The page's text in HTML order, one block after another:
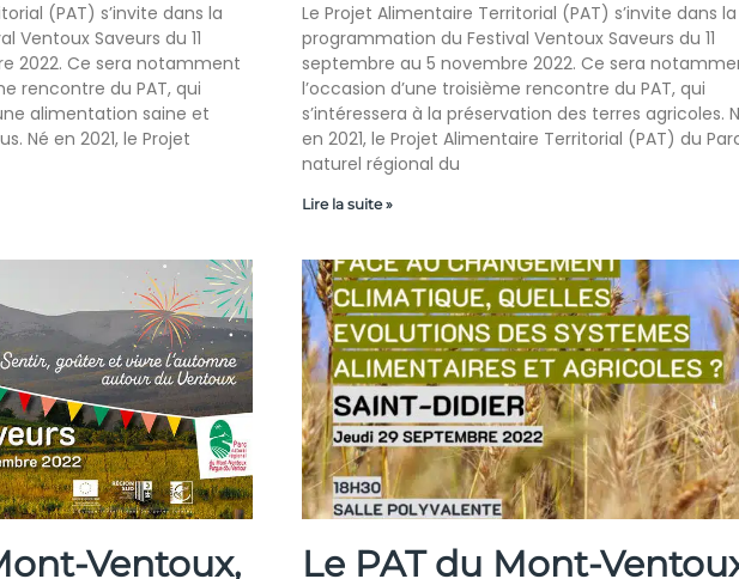
(PAT) s’invite dans la
Ventoux Saveurs du 11
2022. Ce sera notamment
rencontre du PAT, qui
alimentation saine et
Né en 2021, le Projet
Le Projet Alimentaire Territorial (PAT) s’invite dans la
programmation du Festival Ventoux Saveurs du 11
septembre au 5 novembre 2022. Ce sera
l’occasion d’une troisième rencontre du PAT, qui
s’intéressera à la préservation des terres agricoles.
en 2021, le Projet Alimentaire Territorial (PAT) du
naturel régional du
Lire la suite »
Ventoux,
Le PAT du Mont-